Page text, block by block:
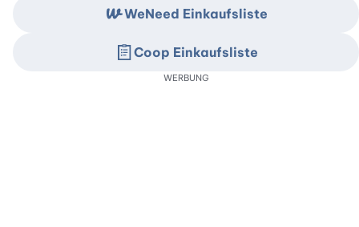
WeNeed Einkaufsliste
Coop Einkaufsliste
WERBUNG